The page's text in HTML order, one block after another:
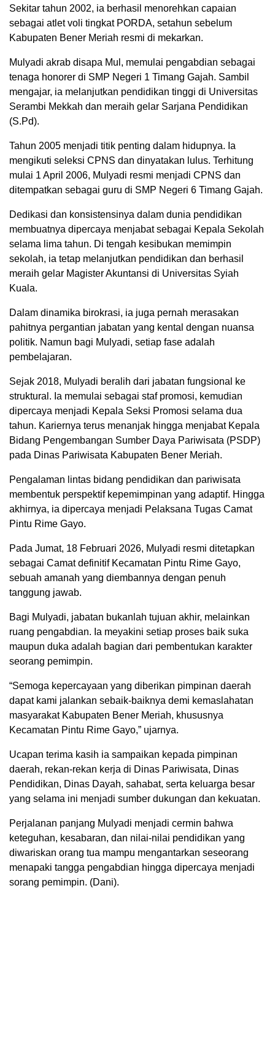
Sekitar tahun 2002, ia berhasil menorehkan capaian
sebagai atlet voli tingkat PORDA, setahun sebelum
Kabupaten Bener Meriah resmi di mekarkan.
Mulyadi akrab disapa Mul, memulai pengabdian sebagai
tenaga honorer di SMP Negeri 1 Timang Gajah. Sambil
mengajar, ia melanjutkan pendidikan tinggi di Universitas
Serambi Mekkah dan meraih gelar Sarjana Pendidikan
(S.Pd).
Tahun 2005 menjadi titik penting dalam hidupnya. Ia
mengikuti seleksi CPNS dan dinyatakan lulus. Terhitung
mulai 1 April 2006, Mulyadi resmi menjadi CPNS dan
ditempatkan sebagai guru di SMP Negeri 6 Timang Gajah.
Dedikasi dan konsistensinya dalam dunia pendidikan
membuatnya dipercaya menjabat sebagai Kepala Sekolah
selama lima tahun. Di tengah kesibukan memimpin
sekolah, ia tetap melanjutkan pendidikan dan berhasil
meraih gelar Magister Akuntansi di Universitas Syiah
Kuala.
Dalam dinamika birokrasi, ia juga pernah merasakan
pahitnya pergantian jabatan yang kental dengan nuansa
politik. Namun bagi Mulyadi, setiap fase adalah
pembelajaran.
Sejak 2018, Mulyadi beralih dari jabatan fungsional ke
struktural. Ia memulai sebagai staf promosi, kemudian
dipercaya menjadi Kepala Seksi Promosi selama dua
tahun. Kariernya terus menanjak hingga menjabat Kepala
Bidang Pengembangan Sumber Daya Pariwisata (PSDP)
pada Dinas Pariwisata Kabupaten Bener Meriah.
Pengalaman lintas bidang pendidikan dan pariwisata
membentuk perspektif kepemimpinan yang adaptif. Hingga
akhirnya, ia dipercaya menjadi Pelaksana Tugas Camat
Pintu Rime Gayo.
Pada Jumat, 18 Februari 2026, Mulyadi resmi ditetapkan
sebagai Camat definitif Kecamatan Pintu Rime Gayo,
sebuah amanah yang diembannya dengan penuh
tanggung jawab.
Bagi Mulyadi, jabatan bukanlah tujuan akhir, melainkan
ruang pengabdian. Ia meyakini setiap proses baik suka
maupun duka adalah bagian dari pembentukan karakter
seorang pemimpin.
“Semoga kepercayaan yang diberikan pimpinan daerah
dapat kami jalankan sebaik-baiknya demi kemaslahatan
masyarakat Kabupaten Bener Meriah, khususnya
Kecamatan Pintu Rime Gayo,” ujarnya.
Ucapan terima kasih ia sampaikan kepada pimpinan
daerah, rekan-rekan kerja di Dinas Pariwisata, Dinas
Pendidikan, Dinas Dayah, sahabat, serta keluarga besar
yang selama ini menjadi sumber dukungan dan kekuatan.
Perjalanan panjang Mulyadi menjadi cermin bahwa
keteguhan, kesabaran, dan nilai-nilai pendidikan yang
diwariskan orang tua mampu mengantarkan seseorang
menapaki tangga pengabdian hingga dipercaya menjadi
sorang pemimpin. (Dani).